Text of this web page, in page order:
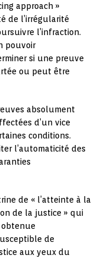
approach »
de l’irrégularité
l’infraction.
pouvoir
si une preuve
ou peut être
absolument
d’un vice
conditions.
l’automaticité des
de « l’atteinte à la
de la justice » qui
obtenue
de
aux yeux du